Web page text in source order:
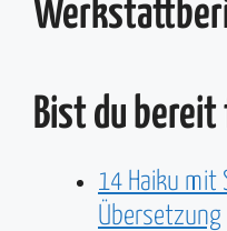
Bist du
14 Haiku mit
Übersetzung